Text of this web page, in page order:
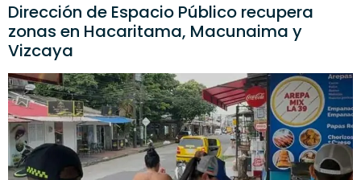
Dirección de Espacio Público recupera
zonas en Hacaritama, Macunaima y
Vizcaya